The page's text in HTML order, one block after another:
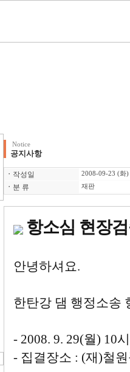
Notice
공지사항
ㆍ 작성일 2008-09-23 (화)
ㆍ 분 류 재판
항소심 현장검
안녕하셔요.
한탄강 댐 행정소송
- 2008. 9. 29(월) 10
- 집결장소 : (재)철